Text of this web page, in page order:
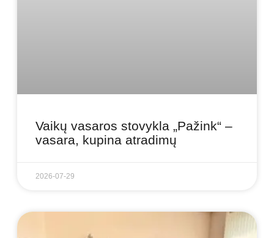
Vaikų vasaros stovykla „Pažink“ –
vasara, kupina atradimų
2026-07-29